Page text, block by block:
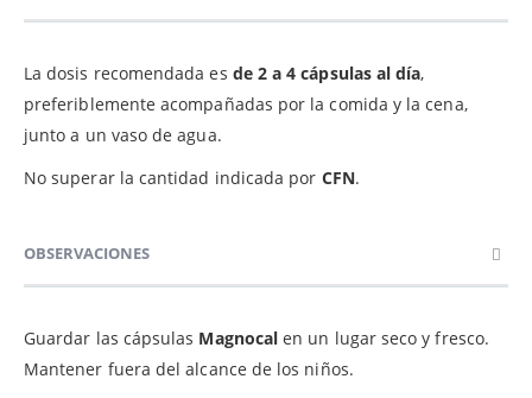
La dosis recomendada es de 2 a 4 cápsulas al día,
preferiblemente acompañadas por la comida y la cena,
junto a un vaso de agua.
No superar la cantidad indicada por CFN.
OBSERVACIONES
Guardar las cápsulas Magnocalen un lugar seco y fresco.
Mantener fuera del alcance de los niños.